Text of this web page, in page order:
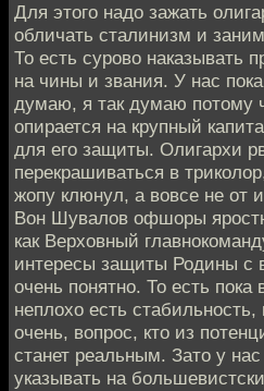
Для этого надо зажать
обличать сталинизм и
То есть сурово наказывать
на чины и звания. У нас
думаю, я так думаю потому
опирается на крупный
для его защиты. Олигархи
перекрашиваться в
жопу клюнул, а вовсе не от
Вон Шувалов офшоры
как Верховный
интересы защиты Родины с
очень понятно. То есть пока
неплохо есть стабильность,
очень, вопрос, кто из
станет реальным. Зато у
указывать на